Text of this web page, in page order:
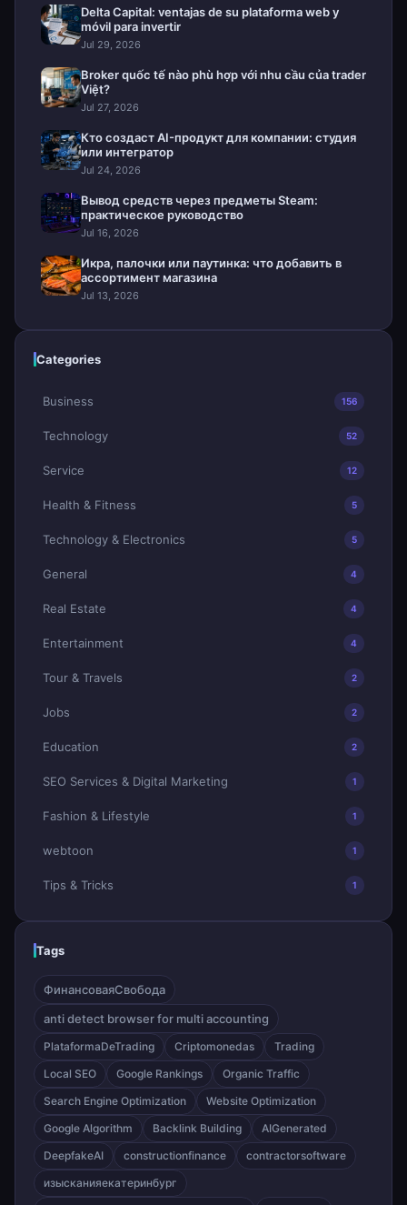
Delta Capital: ventajas de su plataforma web y
móvil para invertir
Jul 29, 2026
Broker quốc tế nào phù hợp với nhu cầu của trader
Việt?
Jul 27, 2026
Кто создаст AI-продукт для компании: студия
или интегратор
Jul 24, 2026
Вывод средств через предметы Steam:
практическое руководство
Jul 16, 2026
Икра, палочки или паутинка: что добавить в
ассортимент магазина
Jul 13, 2026
Categories
Business 156
Technology 52
Service 12
Health & Fitness 5
Technology & Electronics 5
General 4
Real Estate 4
Entertainment 4
Tour & Travels 2
Jobs 2
Education 2
SEO Services & Digital Marketing 1
Fashion & Lifestyle 1
webtoon 1
Tips & Tricks 1
Tags
ФинансоваяСвобода
anti detect browser for multi accounting
PlataformaDeTrading Criptomonedas
Trading
Local SEO
Google Rankings
Organic Traffic
Search Engine Optimization
Website Optimization
Google Algorithm
Backlink Building
AIGenerated
DeepfakeAI
constructionfinance
contractorsoftware
изысканияекатеринбург